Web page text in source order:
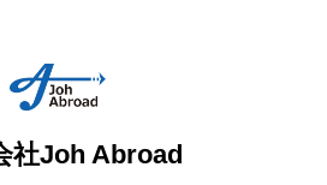
社Joh Abroad